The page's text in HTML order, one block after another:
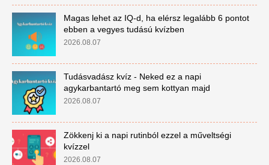
Magas lehet az IQ-d, ha elérsz legalább 6 pontot
ebben a vegyes tudású kvízben
2026.08.07
Tudásvadász kvíz - Neked ez a napi
agykarbantartó meg sem kottyan majd
2026.08.07
Zökkenj ki a napi rutinból ezzel a műveltségi
kvízzel
2026.08.07